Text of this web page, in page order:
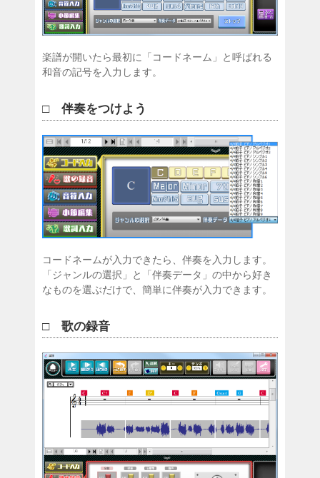
楽譜が開いたら最初に「コードネーム」と呼ばれる
和音の記号を入力します。
□ 伴奏をつけよう
コードネームが入力できたら、伴奏を入力します。
「ジャンルの選択」と「伴奏データ」の中から好き
なものを選ぶだけで、簡単に伴奏が入力できます。
□ 歌の録音